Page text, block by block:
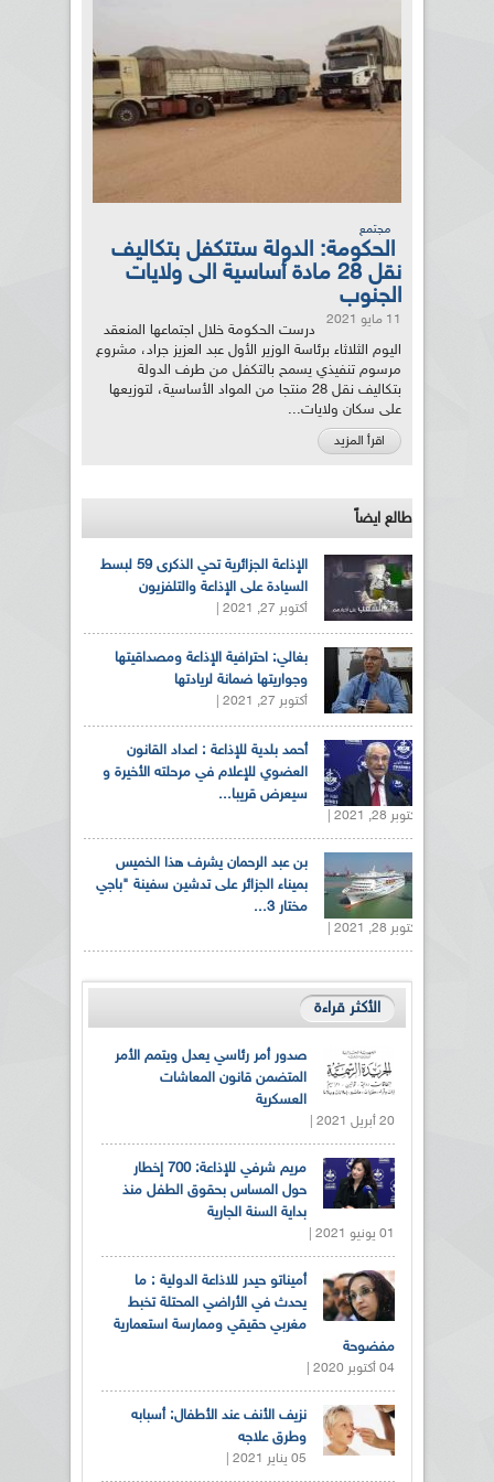
مجتمع
الحكومة: الدولة ستتكفل بتكاليف
نقل 28 مادة أساسية الى ولايات
الجنوب
11 مايو 2021
درست الحكومة خلال اجتماعها المنعقد
اليوم الثلاثاء برئاسة الوزير الأول عبد العزيز جراد، مشروع
مرسوم تنفيذي يسمح بالتكفل من طرف الدولة
بتكاليف نقل 28 منتجا من المواد الأساسية، لتوزيعها
على سكان ولايات...
اقرأ المزيد
طالع ايضاً
الإذاعة الجزائرية تحي الذكرى 59 لبسط
السيادة على الإذاعة والتلفزيون
أكتوبر 27, 2021 |
بغالي: احترافية الإذاعة ومصداقيتها
وجواريتها ضمانة لريادتها
أكتوبر 27, 2021 |
أحمد بلدية للإذاعة : اعداد القانون
العضوي للإعلام في مرحلته الأخيرة و
سيعرض قريبا...
أكتوبر 28, 2021 |
بن عبد الرحمان يشرف هذا الخميس
بميناء الجزائر على تدشين سفينة "باجي
مختار 3...
أكتوبر 28, 2021 |
الأكثر قراءة
صدور أمر رئاسي يعدل ويتمم الأمر
المتضمن قانون المعاشات
العسكرية
20 أبريل 2021 |
مريم شرفي للإذاعة: 700 إخطار
حول المساس بحقوق الطفل منذ
بداية السنة الجارية
01 يونيو 2021 |
أميناتو حيدر للاذاعة الدولية : ما
يحدث في الأراضي المحتلة تخبط
مغربي حقيقي وممارسة استعمارية
مفضوحة
04 أكتوبر 2020 |
نزيف الأنف عند الأطفال: أسبابه
وطرق علاجه
05 يناير 2021 |